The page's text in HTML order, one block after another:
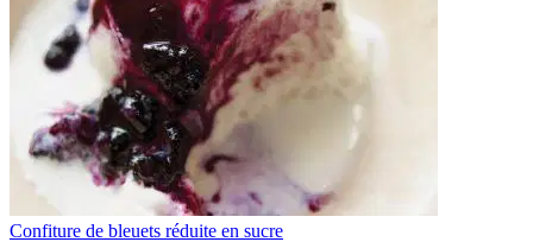
Confiture de bleuets réduite en sucre